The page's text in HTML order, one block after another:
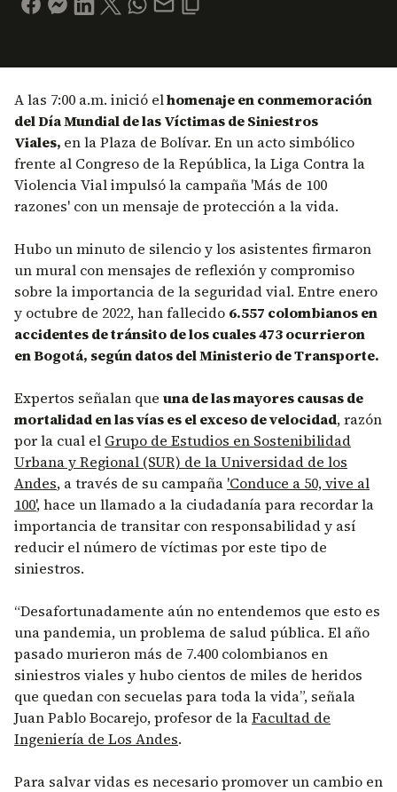
A las 7:00 a.m. inició elhomenaje en conmemoración
del Día Mundial de las Víctimas de Siniestros
Viales, en la Plaza de Bolívar. En un acto simbólico
frente al Congreso de la República, la Liga Contra la
Violencia Vial impulsó la campaña 'Más de 100
razones' con un mensaje de protección a la vida.
Hubo un minuto de silencio y los asistentes firmaron
un mural con mensajes de reflexión y compromiso
sobre la importancia de la seguridad vial. Entre enero
y octubre de 2022, han fallecido 6.557 colombianos en
accidentes de tránsito de los cuales 473 ocurrieron
en Bogotá, según datos del Ministerio de Transporte.
Expertos señalan que una de las mayores causas de
mortalidad en las vías es el exceso de velocidad, razón
por la cual el Grupo de Estudios en Sostenibilidad
Urbana y Regional (SUR) de la Universidad de los
Andes, a través de su campaña 'Conduce a 50, vive al
100, hace un llamado a la ciudadanía para recordar la
importancia de transitar con responsabilidad y así
reducir el número de víctimas por este tipo de
siniestros.
“Desafortunadamente aún no entendemos que esto es
una pandemia, un problema de salud pública. El año
pasado murieron más de 7.400 colombianos en
siniestros viales y hubo cientos de miles de heridos
que quedan con secuelas para toda la vida”, señala
Juan Pablo Bocarejo, profesor de laFacultad de
Ingeniería de Los Andes.
Para salvar vidas es necesario promover un cambio en